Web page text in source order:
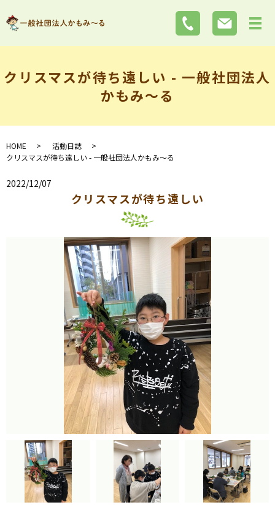
クリスマスが待ち遠しい - 一般社団法人
かもみ～る
HOME
活動日誌
クリスマスが待ち遠しい - 一般社団法人かもみ～る
2022/12/07
クリスマスが待ち遠しい